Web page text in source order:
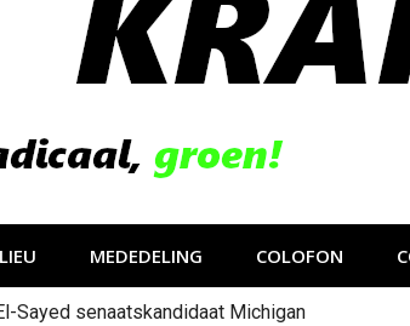
MEDEDELING COLOFON
Sayed senaatskandidaat Michigan